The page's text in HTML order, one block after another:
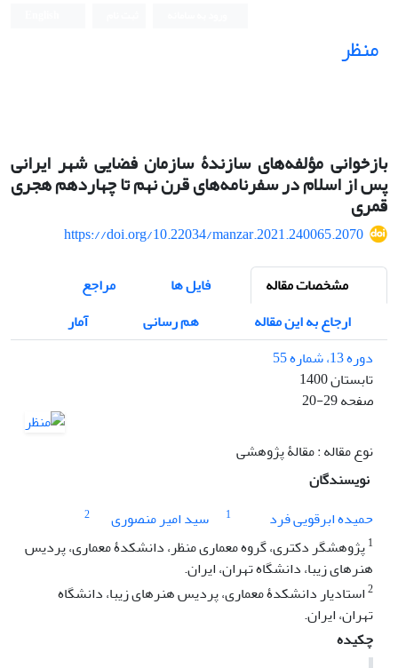
منظر
بازخوانی مؤلفه‌های سازندۀ سازمان فضایی شهر ایرانی
پس از اسلام در سفرنامه‌های قرن نهم تا چهاردهم هجری
قمری
https://doi.org/10.22034/manzar.2021.240065.2070
مشخصات مقاله
فایل ها
مراجع
ارجاع به این مقاله
هم رسانی
آمار
دوره 13، شماره 55
تابستان 1400
صفحه20-29
نوع مقاله : مقالۀ پژوهشی
نویسندگان
حمیده ابرقویی فرد
1 سید امیر منصوری
2
1پژوهشگر دکتری، گروه معماری منظر، دانشکدۀ معماری، پردیس
هنرهای زیبا، دانشگاه تهران، ایران.
2استادیار دانشکدۀ معماری، پردیس هنرهای زیبا، دانشگاه
تهران، ایران.
چکیده